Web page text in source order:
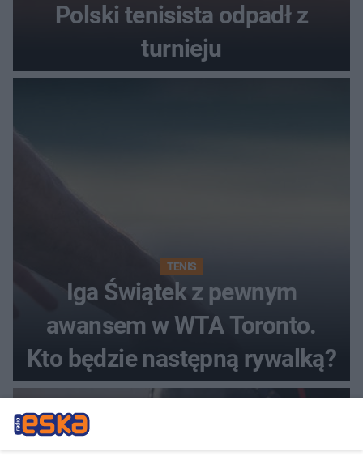
Polski tenisista odpadł z
turnieju
TENIS
Iga Świątek z pewnym
awansem w WTA Toronto.
Kto będzie następną rywalką?